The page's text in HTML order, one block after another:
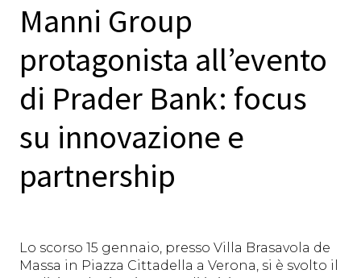
Manni Group
protagonista all’evento
di Prader Bank: focus
su innovazione e
partnership
Lo scorso 15 gennaio, presso Villa Brasavola de
Massa in Piazza Cittadella a Verona, si è svolto il